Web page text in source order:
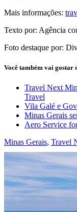
Mais informações:
Texto por: Agência
Foto destaque por:
Você também vai gostar
Travel Next
Travel
Vila Galé e
Minas Gerais
Aero Service
Minas Gerais, Travel